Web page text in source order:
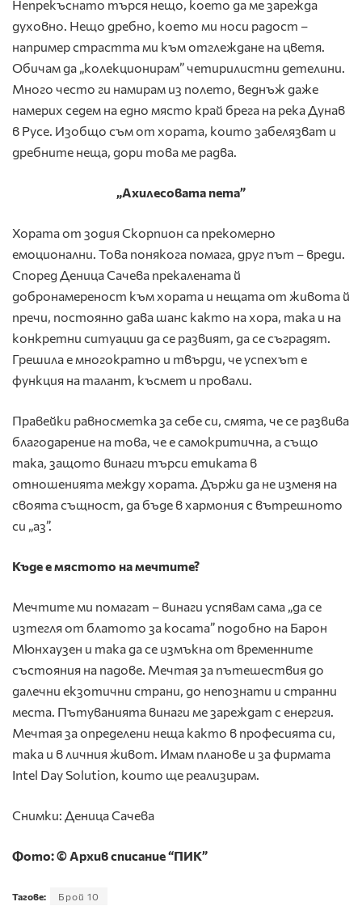
Непрекъснато търся нещо, което да ме зарежда
духовно. Нещо дребно, което ми носи радост –
например страстта ми към отглеждане на цветя.
Обичам да „колекционирам” четирилистни детелини.
Много често ги намирам из полето, веднъж даже
намерих седем на едно място край брега на река Дунав
в Русе. Изобщо съм от хората, които забелязват и
дребните неща, дори това ме радва.
„Ахилесовата пета”
Хората от зодия Скорпион са прекомерно
емоционални. Това понякога помага, друг път – вреди.
Според Деница Сачева прекалената й
добронамереност към хората и нещата от живота й
пречи, постоянно дава шанс както на хора, така и на
конкретни ситуации да се развият, да се съградят.
Грешила е многократно и твърди, че успехът е
функция на талант, късмет и провали.
Правейки равносметка за себе си, смята, че се развива
благодарение на това, че е самокритична, а също
така, защото винаги търси етиката в
отношенията между хората. Държи да не изменя на
своята същност, да бъде в хармония с вътрешното
си „аз”.
Къде е мястото на мечтите?
Мечтите ми помагат – винаги успявам сама „да се
изтегля от блатото за косата” подобно на Барон
Мюнхаузен и така да се измъкна от временните
състояния на падове. Мечтая за пътешествия до
далечни екзотични страни, до непознати и странни
места. Пътуванията винаги ме зареждат с енергия.
Мечтая за определени неща както в професията си,
така и в личния живот. Имам планове и за фирмата
Intel Day Solution, които ще реализирам.
Снимки: Деница Сачева
Фото: © Архив списание “ПИК”
Тагове: Брой 10